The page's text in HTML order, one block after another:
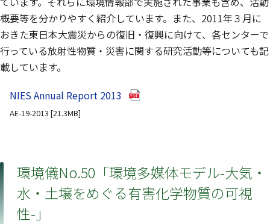
概要等を分かりやすく紹介しています。また、2011年３月に
おきた東日本大震災からの復旧・復興に向けて、各センターで
行っている放射性物質・災害に関する研究活動等についても記
載しています。
NIES Annual Report 2013 （別ウインドウで開きます）
AE-19-2013 [21.3MB]
環境儀No.50「環境多媒体モデル-大気・
水・土壌をめぐる有害化学物質の可視
性-」